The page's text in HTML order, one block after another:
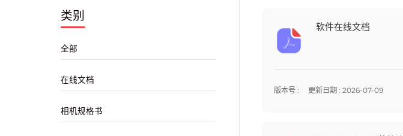
类别
全部
在线文档
相机规格书
软件在线文档
版本号 : 更新日期 : 2026-07-09